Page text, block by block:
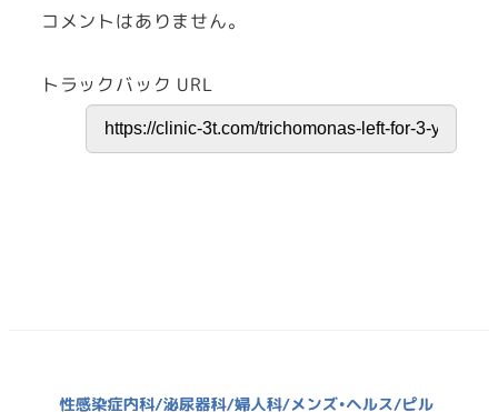
コメントはありません。
トラックバック URL